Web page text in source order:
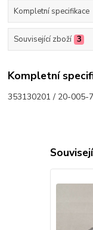
Kompletní specifikace
Související zboží 3
Kompletní
353130201 / 20-005-